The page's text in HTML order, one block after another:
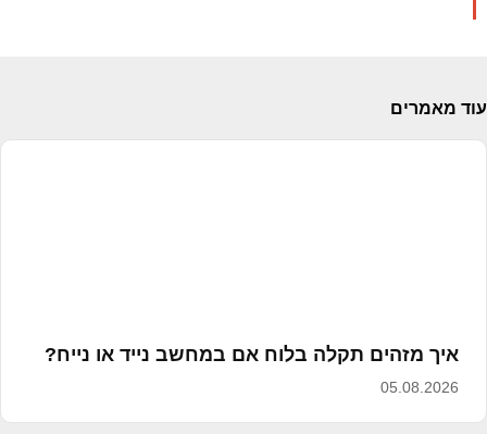
עוד מאמרים
איך מזהים תקלה בלוח אם במחשב נייד או נייח?
05.08.2026